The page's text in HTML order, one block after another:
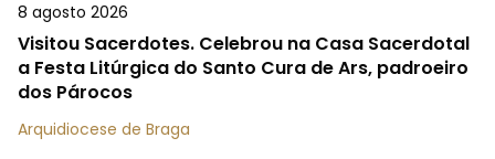
8 agosto 2026
Visitou Sacerdotes. Celebrou na Casa Sacerdotal
a Festa Litúrgica do Santo Cura de Ars, padroeiro
dos Párocos
Arquidiocese de Braga